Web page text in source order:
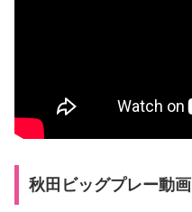
秋田ビッグプレー動画